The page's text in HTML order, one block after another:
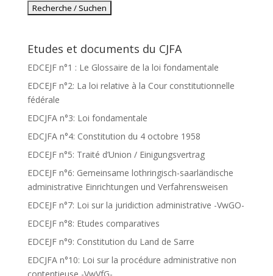
Etudes et documents du CJFA
EDCEJF n°1 : Le Glossaire de la loi fondamentale
EDCEJF n°2: La loi relative à la Cour constitutionnelle
fédérale
EDCJFA n°3: Loi fondamentale
EDCJFA n°4: Constitution du 4 octobre 1958
EDCEJF n°5: Traité d’Union / Einigungsvertrag
EDCEJF n°6: Gemeinsame lothringisch-saarländische
administrative Einrichtungen und Verfahrensweisen
EDCEJF n°7: Loi sur la juridiction administrative -VwGO-
EDCEJF n°8: Etudes comparatives
EDCEJF n°9: Constitution du Land de Sarre
EDCJFA n°10: Loi sur la procédure administrative non